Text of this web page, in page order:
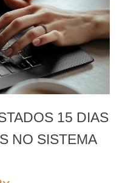
15 DIAS
NO SISTEMA